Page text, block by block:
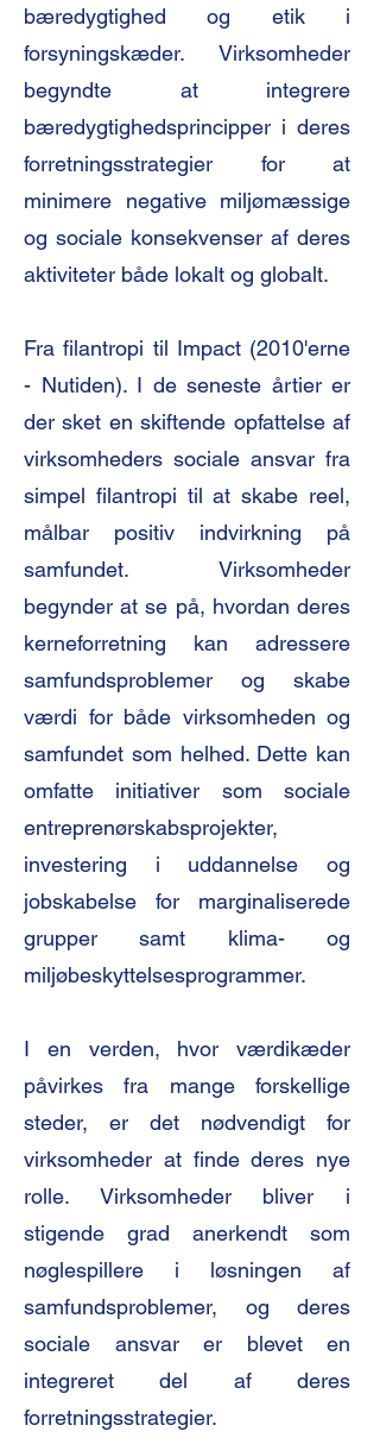
bæredygtighed og etik i
forsyningskæder. Virksomheder
begyndte at integrere
bæredygtighedsprincipper i deres
forretningsstrategier for at
minimere negative miljømæssige
og sociale konsekvenser af deres
aktiviteter både lokalt og globalt.
Fra filantropi til Impact (2010'erne
- Nutiden). I de seneste årtier er
der sket en skiftende opfattelse af
virksomheders sociale ansvar fra
simpel filantropi til at skabe reel,
målbar positiv indvirkning på
samfundet. Virksomheder
begynder at se på, hvordan deres
kerneforretning kan adressere
samfundsproblemer og skabe
værdi for både virksomheden og
samfundet som helhed. Dette kan
omfatte initiativer som sociale
entreprenørskabsprojekter,
investering i uddannelse og
jobskabelse for marginaliserede
grupper samt klima- og
miljøbeskyttelsesprogrammer.
I en verden, hvor værdikæder
påvirkes fra mange forskellige
steder, er det nødvendigt for
virksomheder at finde deres nye
rolle. Virksomheder bliver i
stigende grad anerkendt som
nøglespillere i løsningen af
samfundsproblemer, og deres
sociale ansvar er blevet en
integreret del af deres
forretningsstrategier.